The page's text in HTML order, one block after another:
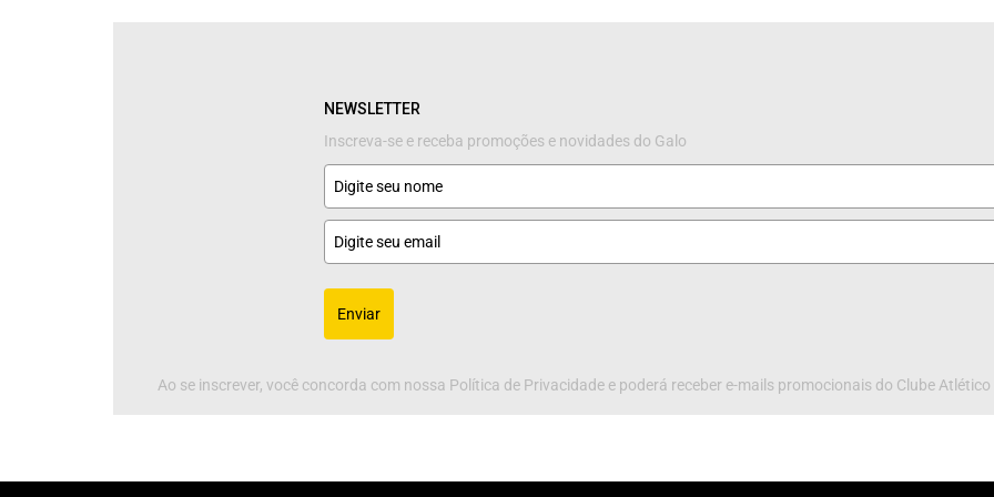
NEWSLETTER
Inscreva-se e receba promoções e novidades do Galo
Enviar
Ao se inscrever, você concorda com nossa Política de Privacidade e poderá receber e-mails promocionais do Clube Atlético